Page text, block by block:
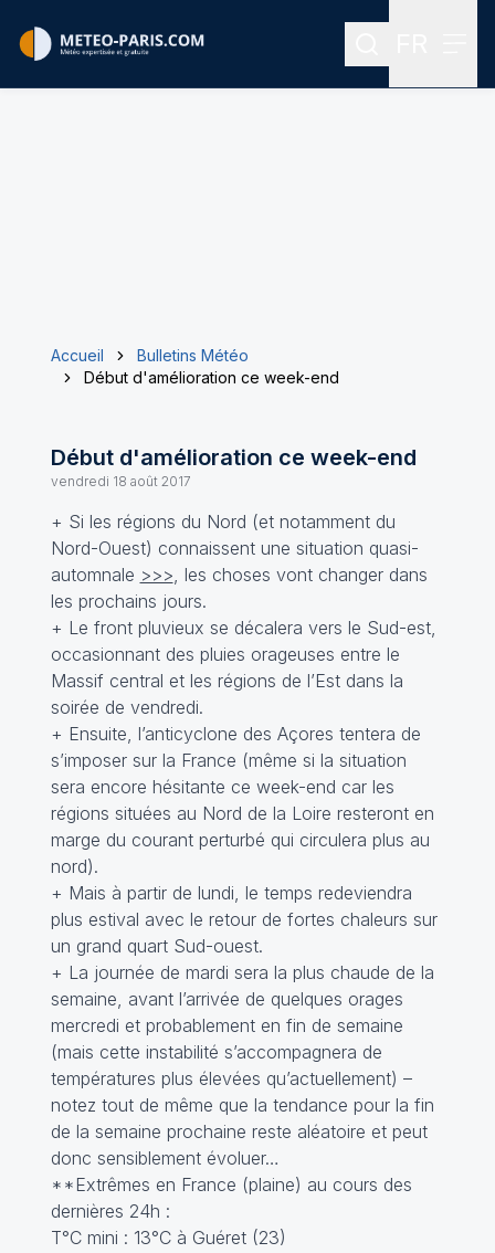
Rechercher
Accueil
Bulletins Météo
Début d'amélioration ce week-end
Début d'amélioration ce week-end
vendredi 18 août 2017
+ Si les régions du Nord (et notamment du
Nord-Ouest) connaissent une situation quasi-
automnale >>>, les choses vont changer dans
les prochains jours.
+ Le front pluvieux se décalera vers le Sud-est,
occasionnant des pluies orageuses entre le
Massif central et les régions de l’Est dans la
soirée de vendredi.
+ Ensuite, l’anticyclone des Açores tentera de
s’imposer sur la France (même si la situation
sera encore hésitante ce week-end car les
régions situées au Nord de la Loire resteront en
marge du courant perturbé qui circulera plus au
nord).
+ Mais à partir de lundi, le temps redeviendra
plus estival avec le retour de fortes chaleurs sur
un grand quart Sud-ouest.
+ La journée de mardi sera la plus chaude de la
semaine, avant l’arrivée de quelques orages
mercredi et probablement en fin de semaine
(mais cette instabilité s’accompagnera de
températures plus élevées qu’actuellement) –
notez tout de même que la tendance pour la fin
de la semaine prochaine reste aléatoire et peut
donc sensiblement évoluer…
**Extrêmes en France (plaine) au cours des
dernières 24h :
T°C mini : 13°C à Guéret (23)